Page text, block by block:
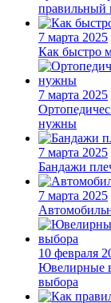
правильный
7 марта 2025
Как быстро
7 марта 2025
нужны
7 марта 2025
Бандажи
7 марта 2025
10 февраля
Ювелирные
выбора